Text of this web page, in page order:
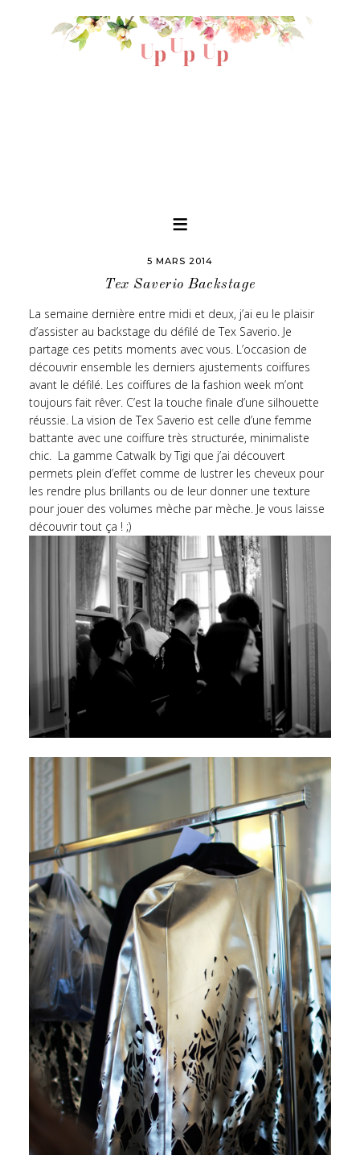
5 MARS 2014
Tex Saverio Backstage
La semaine dernière entre midi et deux, j’ai eu le plaisir
d’assister au backstage du défilé de Tex Saverio. Je
partage ces petits moments avec vous. L’occasion de
découvrir ensemble les derniers ajustements coiffures
avant le défilé. Les coiffures de la fashion week m’ont
toujours fait rêver. C’est la touche finale d’une silhouette
réussie. La vision de Tex Saverio est celle d’une femme
battante avec une coiffure très structurée, minimaliste
chic. La gamme Catwalk by Tigi que j’ai découvert
permets plein d’effet comme de lustrer les cheveux pour
les rendre plus brillants ou de leur donner une texture
pour jouer des volumes mèche par mèche. Je vous laisse
découvrir tout ça ! ;)